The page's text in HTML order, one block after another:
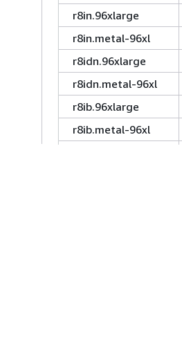
r8in.96xlarge
r8in.metal-96xl
r8idn.96xlarge
r8idn.metal-96xl
r8ib.96xlarge
r8ib.metal-96xl